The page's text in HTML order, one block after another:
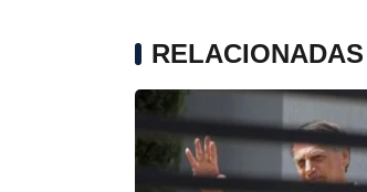
RELACIONADAS